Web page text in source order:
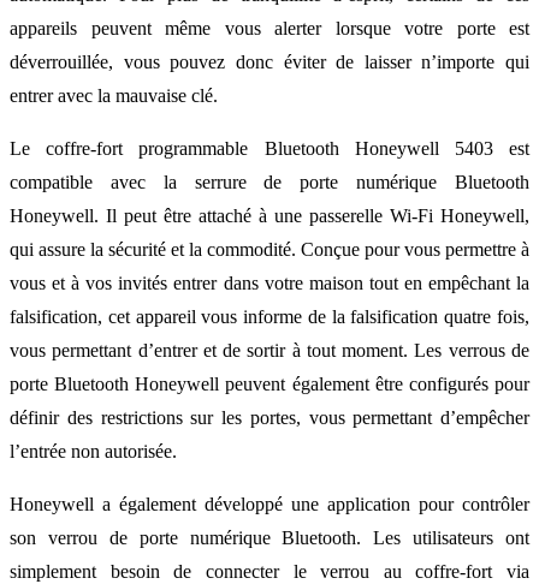
appareils peuvent même vous alerter lorsque votre porte est
déverrouillée, vous pouvez donc éviter de laisser n’importe qui
entrer avec la mauvaise clé.
Le coffre-fort programmable Bluetooth Honeywell 5403 est
compatible avec la serrure de porte numérique Bluetooth
Honeywell. Il peut être attaché à une passerelle Wi-Fi Honeywell,
qui assure la sécurité et la commodité. Conçue pour vous permettre à
vous et à vos invités entrer dans votre maison tout en empêchant la
falsification, cet appareil vous informe de la falsification quatre fois,
vous permettant d’entrer et de sortir à tout moment. Les verrous de
porte Bluetooth Honeywell peuvent également être configurés pour
définir des restrictions sur les portes, vous permettant d’empêcher
l’entrée non autorisée.
Honeywell a également développé une application pour contrôler
son verrou de porte numérique Bluetooth. Les utilisateurs ont
simplement besoin de connecter le verrou au coffre-fort via